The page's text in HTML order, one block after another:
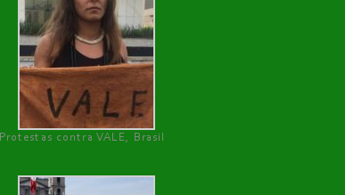
Protestas contra VALE, Brasil